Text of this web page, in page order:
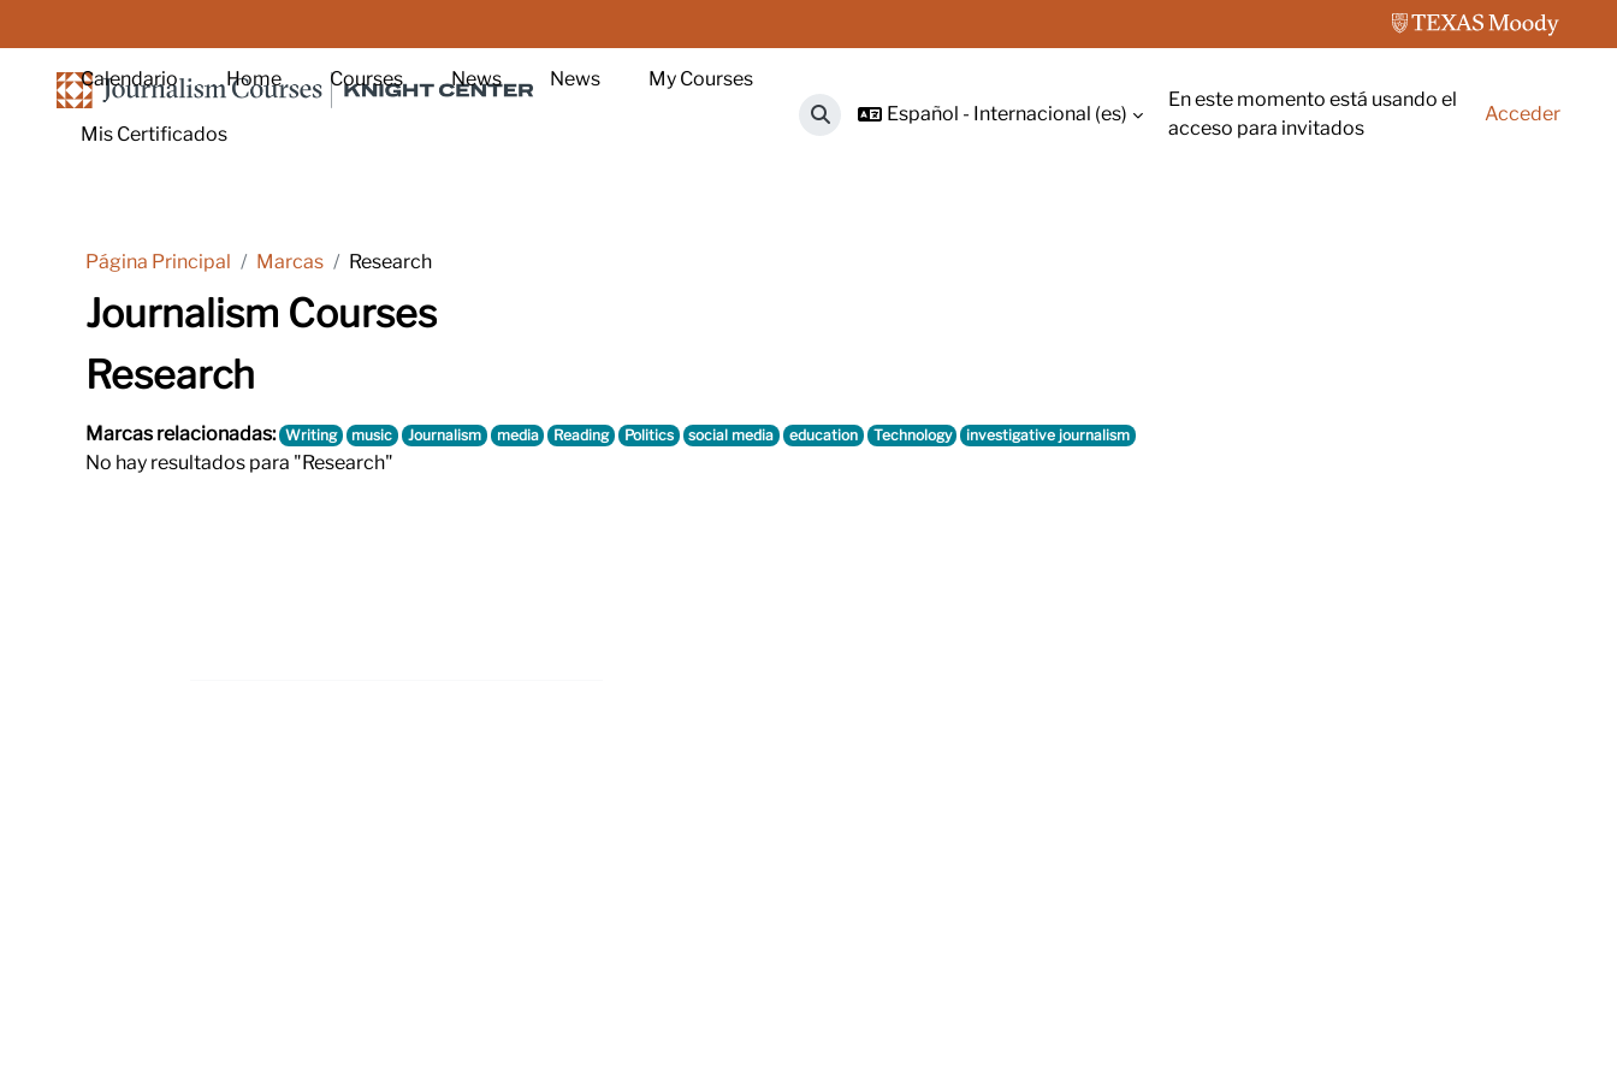
Calendario Home Courses News News My Courses
Mis Certificados Selector de búsqueda de entrada
Español - Internacional ‎(es)‎
En este momento está usando el
acceso para invitados
Acceder
Página Principal Marcas Research
Journalism Courses
Research
Marcas relacionadas: Writing music Journalism media Reading Politics social media education Technology investigative journalism
No hay resultados para "Research"